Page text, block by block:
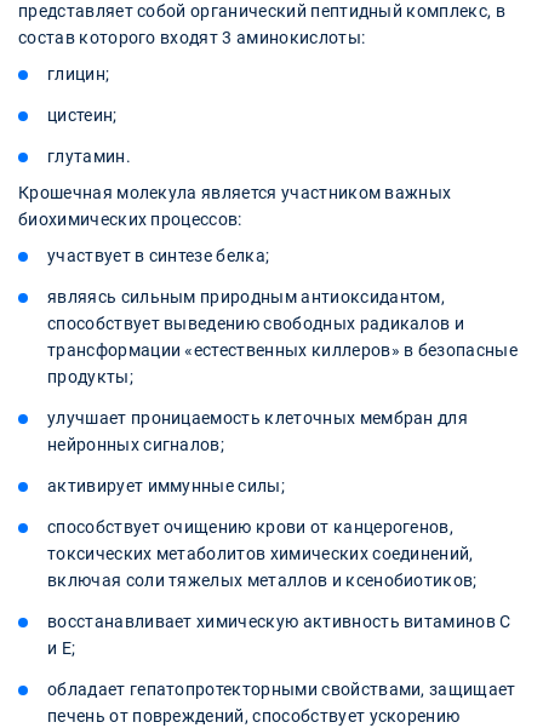
представляет собой органический пептидный комплекс, в
состав которого входят 3 аминокислоты:
глицин;
цистеин;
глутамин.
Крошечная молекула является участником важных
биохимических процессов:
участвует в синтезе белка;
являясь сильным природным антиоксидантом,
способствует выведению свободных радикалов и
трансформации «естественных киллеров» в безопасные
продукты;
улучшает проницаемость клеточных мембран для
нейронных сигналов;
активирует иммунные силы;
способствует очищению крови от канцерогенов,
токсических метаболитов химических соединений,
включая соли тяжелых металлов и ксенобиотиков;
восстанавливает химическую активность витаминов С
и Е;
обладает гепатопротекторными свойствами, защищает
печень от повреждений, способствует ускорению